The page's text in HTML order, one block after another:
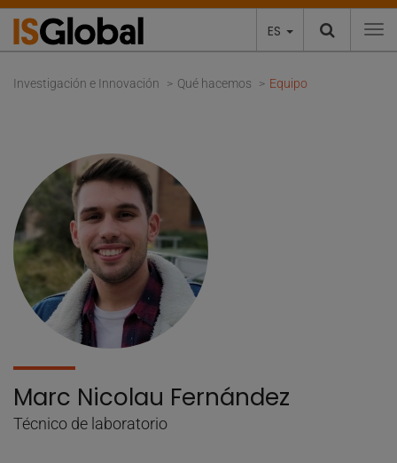
ES
Investigación e Innovación Qué hacemos Equipo
Marc Nicolau Fernández
Técnico de laboratorio